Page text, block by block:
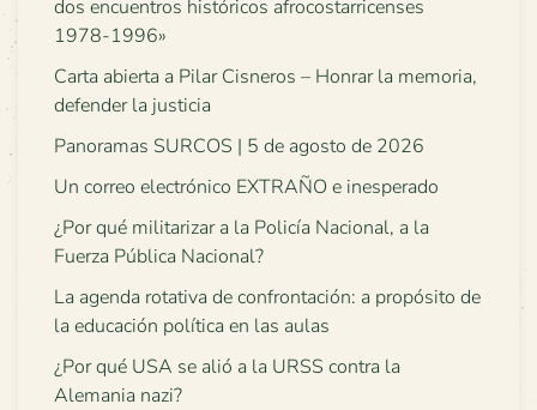
dos encuentros históricos afrocostarricenses
1978-1996»
Carta abierta a Pilar Cisneros – Honrar la memoria,
defender la justicia
Panoramas SURCOS | 5 de agosto de 2026
Un correo electrónico EXTRAÑO e inesperado
¿Por qué militarizar a la Policía Nacional, a la
Fuerza Pública Nacional?
La agenda rotativa de confrontación: a propósito de
la educación política en las aulas
¿Por qué USA se alió a la URSS contra la
Alemania nazi?